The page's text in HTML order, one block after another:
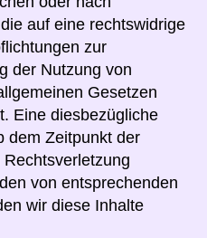
auf eine rechtswidrige
zur
der Nutzung von
Gesetzen
Eine diesbezügliche
dem Zeitpunkt der
von entsprechenden
wir diese Inhalte